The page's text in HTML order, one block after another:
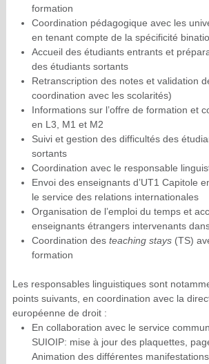
formation
Coordination pédagogique avec les
en tenant compte de la spécificité
Accueil des étudiants entrants et
des étudiants sortants
Retranscription des notes et validation
coordination avec les scolarités)
Informations sur l’offre de formation et
en L3, M1 et M2
Suivi et gestion des difficultés des
sortants
Coordination avec le responsable
Envoi des enseignants d’UT1 Capitole
le service des relations internationales
Organisation de l’emploi du temps et
enseignants étrangers intervenants
Coordination des teaching stays(TS)
formation
Les responsables linguistiques sont
points suivants, en coordination avec la
européenne de droit :
En collaboration avec le service
SUIOIP: mise à jour des plaquettes,
Animation des différentes